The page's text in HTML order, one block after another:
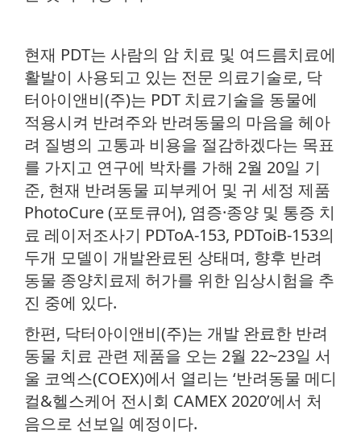
현재 PDT는 사람의 암 치료 및 여드름치료에
활발이 사용되고 있는 전문 의료기술로, 닥
터아이앤비(주)는 PDT 치료기술을 동물에
적용시켜 반려주와 반려동물의 마음을 헤아
려 질병의 고통과 비용을 절감하겠다는 목표
를 가지고 연구에 박차를 가해 2월 20일 기
준, 현재 반려동물 피부케어 및 귀 세정 제품
PhotoCure (포토큐어), 염증·종양 및 통증 치
료 레이저조사기 PDToA-153, PDToiB-153의
두개 모델이 개발완료된 상태며, 향후 반려
동물 종양치료제 허가를 위한 임상시험을 추
진 중에 있다.
한편, 닥터아이앤비(주)는 개발 완료한 반려
동물 치료 관련 제품을 오는 2월 22~23일 서
울 코엑스(COEX)에서 열리는 ‘반려동물 메디
컬&헬스케어 전시회 CAMEX 2020’에서 처
음으로 선보일 예정이다.